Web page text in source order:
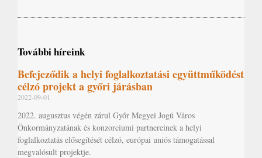
További híreink
Befejeződik a helyi foglalkoztatási együttműködést
célzó projekt a győri járásban
2022-09-01
2022. augusztus végén zárul Győr Megyei Jogú Város
Önkormányzatának és konzorciumi partnereinek a helyi
foglalkoztatás elősegítését célzó, európai uniós támogatással
megvalósult projektje.